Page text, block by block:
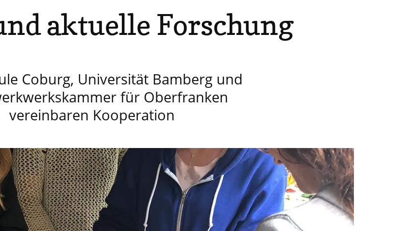
aktuelle Forschung
Coburg, Universität Bamberg und
für Oberfranken
vereinbaren Kooperation